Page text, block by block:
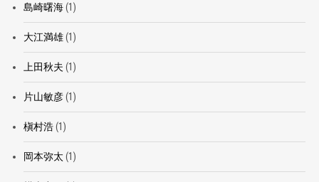
島崎曙海(1)
大江満雄(1)
上田秋夫 (1)
片山敏彦(1)
槇村浩(1)
岡本弥太 (1)